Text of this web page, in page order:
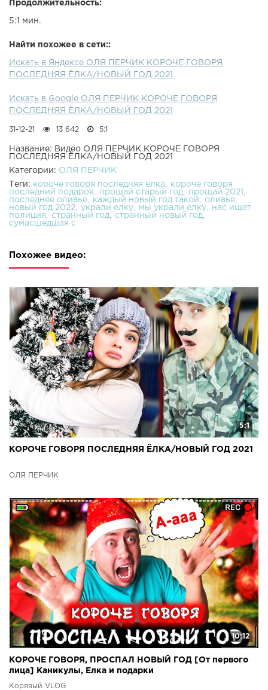
Продолжительность:
5:1 мин.
Найти похожее в сети::
Искать в Яндексе ОЛЯ ПЕРЧИК КОРОЧЕ ГОВОРЯ
ПОСЛЕДНЯЯ ЁЛКА/НОВЫЙ ГОД 2021
Искать в Google ОЛЯ ПЕРЧИК КОРОЧЕ ГОВОРЯ
ПОСЛЕДНЯЯ ЁЛКА/НОВЫЙ ГОД 2021
31-12-21 13 642 5:1
Название: Видео ОЛЯ ПЕРЧИК КОРОЧЕ ГОВОРЯ
ПОСЛЕДНЯЯ ЁЛКА/НОВЫЙ ГОД 2021
Категории: ОЛЯ ПЕРЧИК
Теги: короче говоря последняя елка
короче говоря
последний подарок
прощай старый год
прощай 2021
последнее оливье
каждый новый год такой
оливье
новый год 2022
украли елку мы украли елку
нас ищет
полиция
странный год
странный новый год
сумасшедшая с
Похожее видео:
5:1
КОРОЧЕ ГОВОРЯ ПОСЛЕДНЯЯ ЁЛКА/НОВЫЙ ГОД 2021
ОЛЯ ПЕРЧИК
10:12
КОРОЧЕ ГОВОРЯ, ПРОСПАЛ НОВЫЙ ГОД [От первого
лица] Каникулы, Елка и подарки
Корявый VLOG